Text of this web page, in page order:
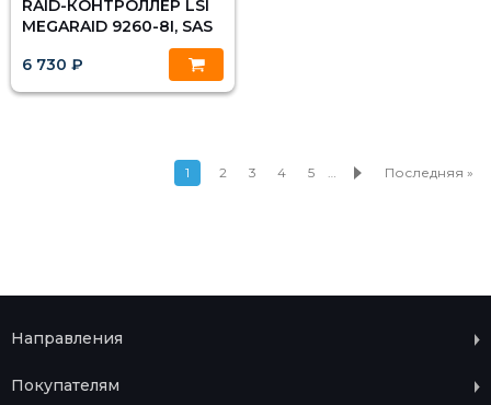
RAID-КОНТРОЛЛЕР LSI
MEGARAID 9260-8I, SAS
6 730 ₽
1 2 3 4 5 … Последняя »
Направления
Покупателям